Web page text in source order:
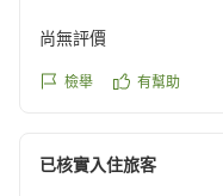
四季折々で全く異な
尚無評價
檢舉 有幫助
已核實入住旅客